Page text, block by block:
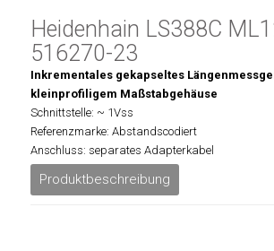
Heidenhain LS388C
516270-23
Inkrementales gekapseltes
kleinprofiligem Maßstabgehäuse
Schnittstelle: ~ 1Vss
Referenzmarke: Abstandscodiert
Anschluss: separates Adapterkabel
Produktbeschreibung